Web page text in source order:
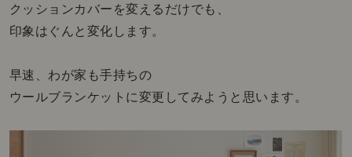
クッションカバーを変えるだけでも、
印象はぐんと変化します。
早速、わが家も手持ちの
ウールブランケットに変更してみようと思います。